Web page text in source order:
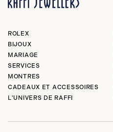
ROLEX
BIJOUX
MARIAGE
SERVICES
MONTRES
CADEAUX ET ACCESSOIRES
L'UNIVERS DE RAFFI